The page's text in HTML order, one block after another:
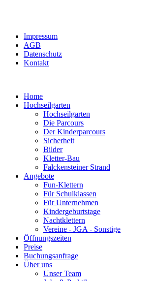
Impressum
AGB
Datenschutz
Kontakt
Home
Hochseilgarten
Hochseilgarten
Die Parcours
Der Kinderparcours
Sicherheit
Bilder
Kletter-Bau
Falckensteiner Strand
Angebote
Fun-Klettern
Für Schulklassen
Für Unternehmen
Kindergeburtstage
Nachtklettern
Vereine - JGA - Sonstige
Öffnungszeiten
Preise
Buchungsanfrage
Über uns
Unser Team